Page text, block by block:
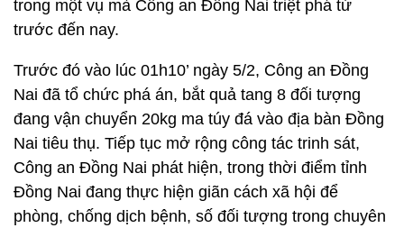
trong một vụ mà Công an Đồng Nai triệt phá từ
trước đến nay.
Trước đó vào lúc 01h10’ ngày 5/2, Công an Đồng
Nai đã tổ chức phá án, bắt quả tang 8 đối tượng
đang vận chuyển 20kg ma túy đá vào địa bàn Đồng
Nai tiêu thụ. Tiếp tục mở rộng công tác trinh sát,
Công an Đồng Nai phát hiện, trong thời điểm tỉnh
Đồng Nai đang thực hiện giãn cách xã hội để
phòng, chống dịch bệnh, số đối tượng trong chuyên